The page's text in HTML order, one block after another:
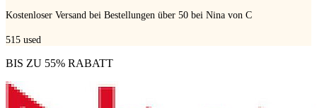
Kostenloser Versand bei Bestellungen über 50 bei Nina von C
515 used
BIS ZU 55% RABATT